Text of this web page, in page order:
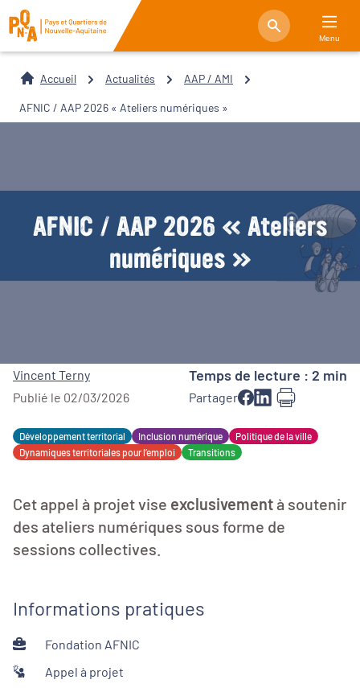
Menu
Accueil Actualités AAP / AMI
AFNIC / AAP 2026 « Ateliers numériques »
AFNIC / AAP 2026 « Ateliers
numériques »
Vincent Terny
Publié le 02/03/2026
Temps de lecture : 2 min
Partager
Développement territorial Inclusion numérique
Politique de la ville
Dynamiques territoriales pour l’emploi
Transitions
Cet appel à projet vise exclusivementà soutenir
des ateliers numériques sous forme de
sessions collectives.
Informations pratiques
Fondation AFNIC
Appel à projet